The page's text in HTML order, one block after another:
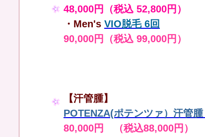
48,000円（税込 52,800円）
・Men's VIO脱毛 6回
90,000円（税込 99,000円）
【汗管腫】
POTENZA(ポテンツァ）汗管腫
80,000円 （税込88,000円）